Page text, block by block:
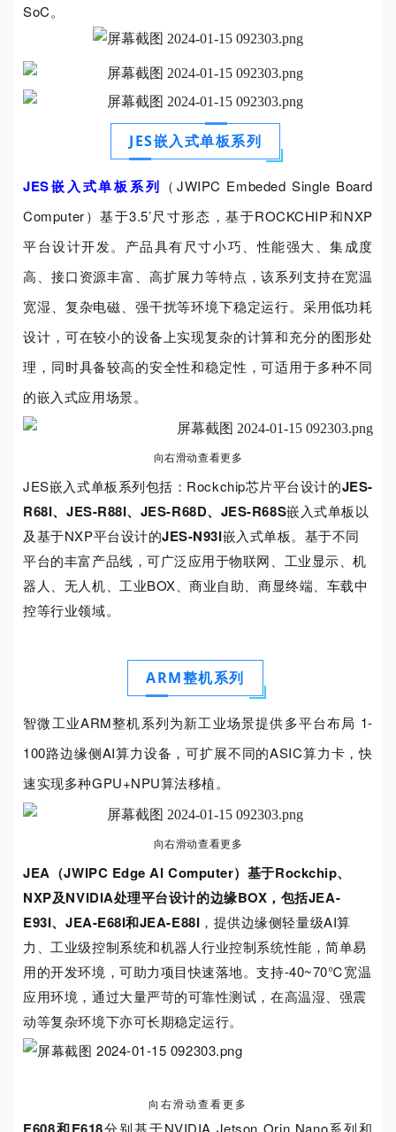
SoC。
JES嵌入式单板系列
JES嵌入式单板系列 （JWIPC Embeded Single Board
Computer）基于3.5’尺寸形态，基于ROCKCHIP和NXP
平台设计开发。产品具有尺寸小巧、性能强大、集成度
高、接口资源丰富、高扩展力等特点，该系列支持在宽温
宽湿、复杂电磁、强干扰等环境下稳定运行。采用低功耗
设计，可在较小的设备上实现复杂的计算和充分的图形处
理，同时具备较高的安全性和稳定性，可适用于多种不同
的嵌入式应用场景。
向右滑动查看更多
JES嵌入式单板系列包括： Rockchip芯片平台设计的JES-
R68I、JES-R88I、JES-R68D、JES-R68S嵌入式单板以
及基于NXP平台设计的JES-N93I嵌入式单板。基于不同
平台的丰富产品线，可广泛应用于物联网、工业显示、机
器人、无人机、工业BOX、商业自助、商显终端、车载中
控等行业领域。
ARM整机系列
智微工业ARM整机系列为新工业场景提供多平台布局 1-
100路边缘侧AI算力设备，可扩展不同的ASIC算力卡，快
速实现多种GPU+NPU算法移植。
向右滑动查看更多
JEA（JWIPC Edge AI Computer） 基于Rockchip、
NXP及NVIDIA处理平台设计的边缘BOX，包括JEA-
E93I、JEA-E68I和JEA-E88I ，提供边缘侧轻量级AI算
力、工业级控制系统和机器人行业控制系统性能，简单易
用的开发环境，可助力项目快速落地。支持-40~70℃宽温
应用环境，通过大量严苛的可靠性测试，在高温湿、强震
动等复杂环境下亦可长期稳定运行。
向右滑动查看更多
分别基于NVIDIA Jetson Orin Nano系列和